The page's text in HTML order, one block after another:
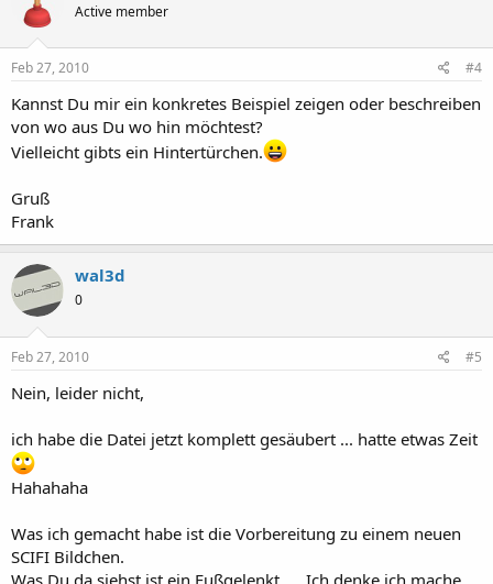
Active member
Feb 27, 2010 #4
Kannst Du mir ein konkretes Beispiel zeigen oder beschreiben
von wo aus Du wo hin möchtest?
Vielleicht gibts ein Hintertürchen.
Gruß
Frank
wal3d
0
Feb 27, 2010 #5
Nein, leider nicht,
ich habe die Datei jetzt komplett gesäubert ... hatte etwas Zeit
Hahahaha
Was ich gemacht habe ist die Vorbereitung zu einem neuen
SCIFI Bildchen.
Was Du da siehst ist ein Fußgelenkt. ... Ich denke ich mache